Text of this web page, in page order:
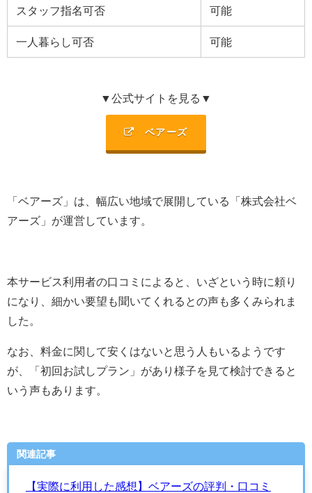
スタッフ指名可否 可能
一人暮らし可否 可能
▼公式サイトを見る▼
ベアーズ
「ベアーズ」は、幅広い地域で展開している「株式会社ベ
アーズ 」が運営しています。
本サービス利用者の口コミによると、いざという時に頼り
になり、細かい要望も聞いてくれるとの声も多くみられま
した。
なお、料金に関して安くはないと思う人もいるようです
が、「初回お試しプラン」があり様子を見て検討できると
いう声もあります。
関連記事
【実際に利用した感想】ベアーズの評判・口コミ